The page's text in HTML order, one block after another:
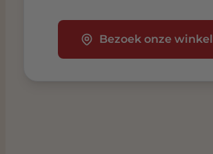
Bezoek onze winkel